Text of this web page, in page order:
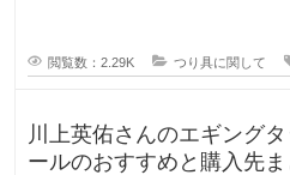
閲覧数：2.29K つり具に関して
川上英佑さんのエギング
ールのおすすめと購入先まとめ エギング